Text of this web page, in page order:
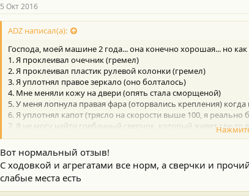
Только сверчки зае***ли... силиконом все уже заливал
5 Окт 2016
ADZ написал(а):
Господа, моей машине 2 года... она конечно хорошая... но
1. Я проклеивал очечник (гремел)
2. Я проклеивал пластик рулевой колонки (гремел)
3. Я уплотнял правое зеркало (оно болталось)
4. Мне меняли кожу на двери (опять стала сморщеной)
5. У меня лопнула правая фара (оторвались крепления)
6. Я уплотнял капот (трясло на скорости выше 100, я реально
7. Я не могу найти гребанный сверчок, который живет где-
на плохой дороге). Помогите! С ума схожу уже!!! Стойку
8. Появился новый сверчок, живет где-то на пластике под
А в целом: пробег 125.000, полет нормальный. По ходовой
писец... буду весной полировать... и сколы лечить...
Вот нормальный отзыв!
С ходовкой и агрегатами все норм, а сверчки и
слабые места есть